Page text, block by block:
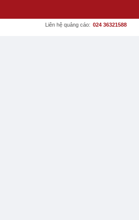
Liên hệ quảng cáo: 024 36321588